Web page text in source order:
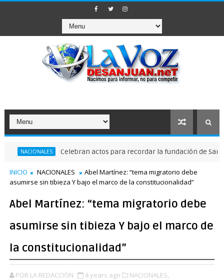
Celebran actos para recordar la fundación de Santo Domingo
INICIO NACIONALES
Abel Martínez: “tema migratorio debe
asumirse sin tibieza Y bajo el marco de la constitucionalidad”
Abel Martínez: “tema migratorio debe
asumirse sin tibieza Y bajo el marco de
la constitucionalidad”
POR LA REDACCIÓN 4 years ago NACIONALES,